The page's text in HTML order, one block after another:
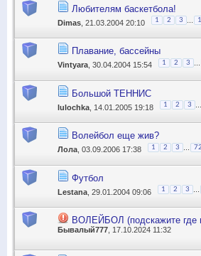
Любителям баскетбола!
Dimas , 21.03.2004 20:10 1 2 3 ...
Плавание, бассейны
Vintyara , 30.04.2004 15:54 1 2 3
Большой ТЕННИС
lulochka , 14.01.2005 19:18 1 2 3
Волейбол еще жив?
Лола , 03.09.2006 17:38 1 2 3 72
Футбол
Lestana , 29.01.2004 09:06 1 2 3
ВОЛЕЙБОЛ (подскажите где
Бывалый777 , 17.10.2024 11:32